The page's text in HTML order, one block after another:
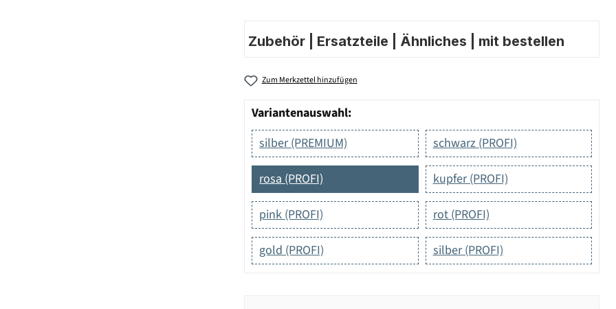
Zubehör | Ersatzteile | Ähnliches | mit bestellen
Zum Merkzettel hinzufügen
Variantenauswahl:
silber (PREMIUM)
schwarz (PROFI)
rosa (PROFI) kupfer (PROFI)
pink (PROFI) rot (PROFI)
gold (PROFI) silber (PROFI)